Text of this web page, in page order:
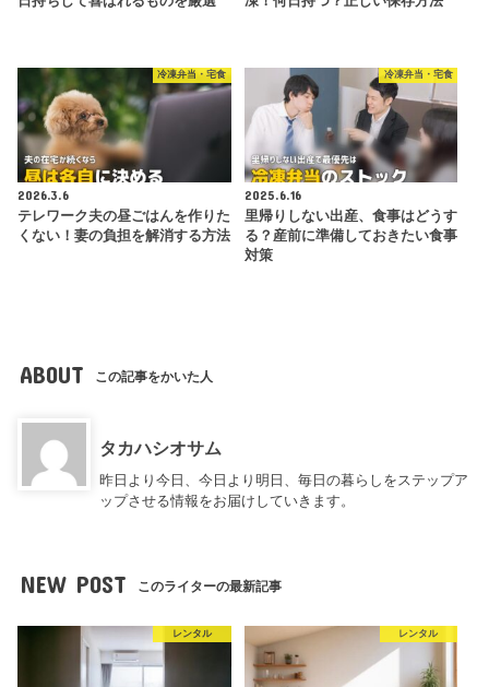
冷凍弁当・宅食
2026.3.6
テレワーク夫の昼ごはんを作りた
くない！妻の負担を解消する方法
冷凍弁当・宅食
2025.6.16
里帰りしない出産、食事はどうす
る？産前に準備しておきたい食事
対策
ABOUT この記事をかいた人
タカハシオサム
昨日より今日、今日より明日、毎日の暮らしをステップア
ップさせる情報をお届けしていきます。
NEW POST このライターの最新記事
レンタル レンタル